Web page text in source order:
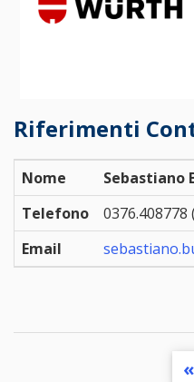
Riferimenti
Nome
Sebastiano
Telefono
Email
«